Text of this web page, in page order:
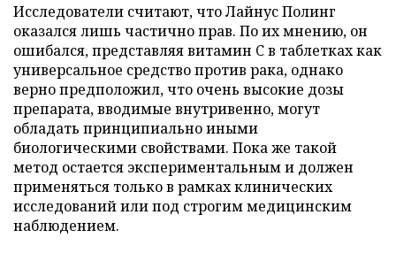
Исследователи считают, что Лайнус Полинг
оказался лишь частично прав. По их мнению, он
ошибался, представляя витамин C в таблетках как
универсальное средство против рака, однако
верно предположил, что очень высокие дозы
препарата, вводимые внутривенно, могут
обладать принципиально иными
биологическими свойствами. Пока же такой
метод остается экспериментальным и должен
применяться только в рамках клинических
исследований или под строгим медицинским
наблюдением.